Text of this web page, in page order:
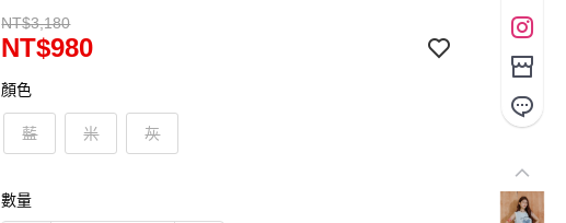
NT$3,180
NT$980
顏色
藍 米 灰
數量